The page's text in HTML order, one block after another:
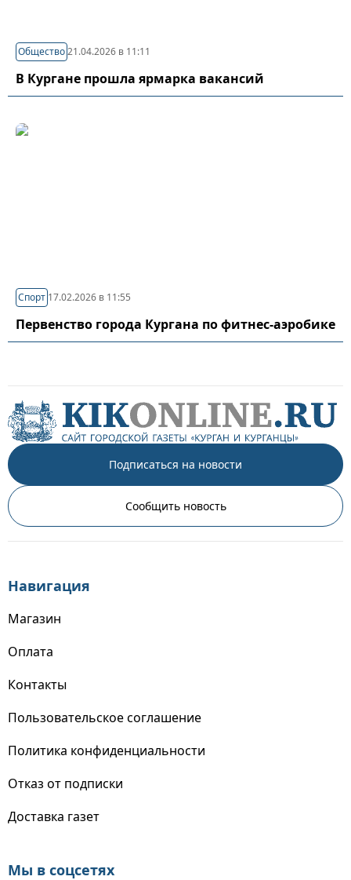
Общество21.04.2026 в 11:11
В Кургане прошла ярмарка вакансий
Спорт 17.02.2026 в 11:55
Первенство города Кургана по фитнес-аэробике
Подписаться на новости
Сообщить новость
Навигация
Магазин
Оплата
Контакты
Пользовательское соглашение
Политика конфиденциальности
Отказ от подписки
Доставка газет
Мы в соцсетях